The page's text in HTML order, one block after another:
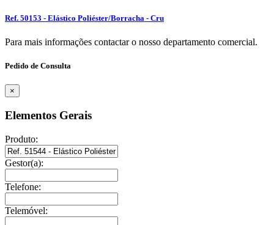
Ref. 50153 - Elástico Poliéster/Borracha - Cru
Para mais informações contactar o nosso departamento comercial.
Pedido de Consulta
×
Elementos Gerais
Produto:
Gestor(a):
Telefone:
Telemóvel: